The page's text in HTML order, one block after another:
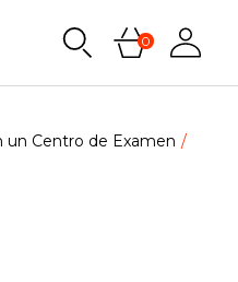
0
un Centro de Examen